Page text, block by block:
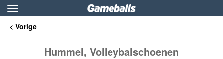
Toggle
navigation
< Vorige
Hummel, Volleybalschoenen